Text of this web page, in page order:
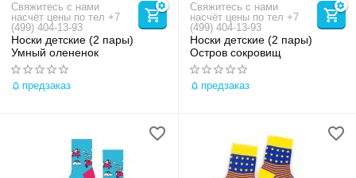
Свяжитесь с нами
насчёт цены по тел +7
(499) 404-13-93
Носки детские (2 пары)
Умный олененок
предзаказ
Свяжитесь с нами
насчёт цены по тел +7
(499) 404-13-93
Носки детские (2 пары)
Остров сокровищ
предзаказ